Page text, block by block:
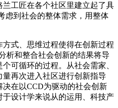
工匠在各个社区里建立起了具
虑到社会的整体需求，用整体
式、思维过程使得在创新过程
析和整合社会创新的结果将导
可循环的过程。从社会需家、
再次进入社区进行创新指导
在以CCD为驱动的社会创新
设计学来说从的运用、科技产